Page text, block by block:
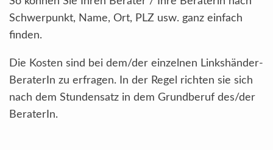
Schwerpunkt, Name, Ort, PLZ usw. ganz einfach
finden.
Die Kosten sind bei dem/der einzelnen Linkshänder-
BeraterIn zu erfragen. In der Regel richten sie sich
nach dem Stundensatz in dem Grundberuf des/der
BeraterIn.